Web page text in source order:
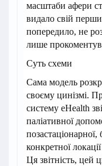
масштаби афери
видало свій
попередило, не
лише
Суть схеми
Сама модель
своєму цинізмі.
систему eHealth
паліативної
конкретної
Ця звітність, цей